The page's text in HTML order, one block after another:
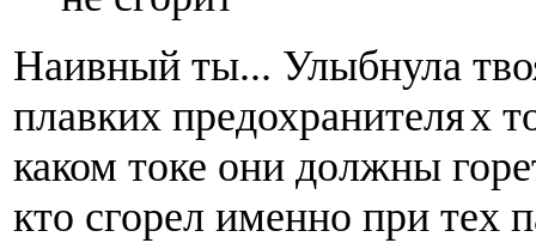
Наивный ты... Улыбнула
плавких предохранителях
каком токе они должны
кто сгорел именно при тех